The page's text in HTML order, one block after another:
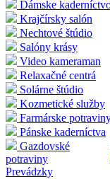
Dámske
Krajčírsky salón
Nechtové štúdio
Salóny krásy
Video kameraman
Relaxačné centrá
Solárne štúdio
Kozmetické služby
Farmárske
Pánske kaderníctva
Gazdovské
potraviny
Prevádzky